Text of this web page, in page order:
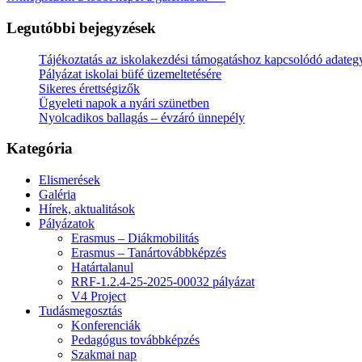
Legutóbbi bejegyzések
Tájékoztatás az iskolakezdési támogatáshoz kapcsolódó
Pályázat iskolai büfé üzemeltetésére
Sikeres érettségizők
Ügyeleti napok a nyári szünetben
Nyolcadikos ballagás – évzáró ünnepély
Kategória
Elismerések
Galéria
Hírek, aktualitások
Pályázatok
Erasmus – Diákmobilitás
Erasmus – Tanártovábbképzés
Határtalanul
RRF-1.2.4-25-2025-00032 pályázat
V4 Project
Tudásmegosztás
Konferenciák
Pedagógus továbbképzés
Szakmai nap